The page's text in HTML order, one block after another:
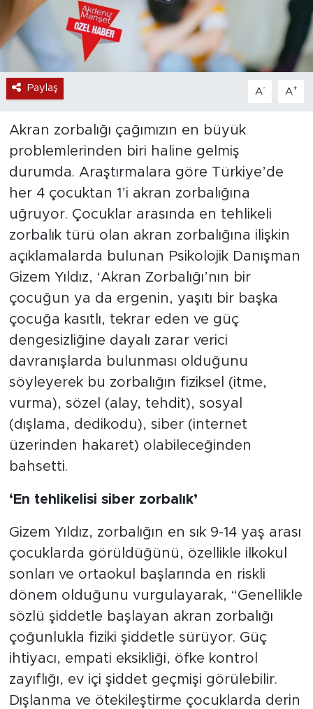
Paylaş A- A+
Akran zorbalığı çağımızın en büyük
problemlerinden biri haline gelmiş
durumda. Araştırmalara göre Türkiye’de
her 4 çocuktan 1’i akran zorbalığına
uğruyor. Çocuklar arasında en tehlikeli
zorbalık türü olan akran zorbalığına ilişkin
açıklamalarda bulunan Psikolojik Danışman
Gizem Yıldız, ‘Akran Zorbalığı’nın bir
çocuğun ya da ergenin, yaşıtı bir başka
çocuğa kasıtlı, tekrar eden ve güç
dengesizliğine dayalı zarar verici
davranışlarda bulunması olduğunu
söyleyerek bu zorbalığın fiziksel (itme,
vurma), sözel (alay, tehdit), sosyal
(dışlama, dedikodu), siber (internet
üzerinden hakaret) olabileceğinden
bahsetti.
‘En tehlikelisi siber zorbalık’
Gizem Yıldız, zorbalığın en sık 9-14 yaş arası
çocuklarda görüldüğünü, özellikle ilkokul
sonları ve ortaokul başlarında en riskli
dönem olduğunu vurgulayarak, “Genellikle
sözlü şiddetle başlayan akran zorbalığı
çoğunlukla fiziki şiddetle sürüyor. Güç
ihtiyacı, empati eksikliği, öfke kontrol
zayıflığı, ev içi şiddet geçmişi görülebilir.
Dışlanma ve ötekileştirme çocuklarda derin